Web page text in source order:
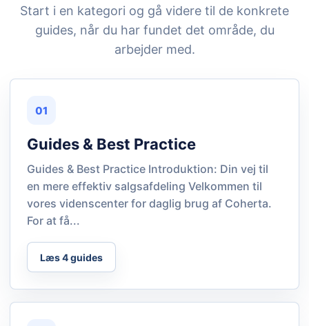
Start i en kategori og gå videre til de konkrete
guides, når du har fundet det område, du
arbejder med.
01
Guides & Best Practice
Guides & Best Practice Introduktion: Din vej til
en mere effektiv salgsafdeling Velkommen til
vores videnscenter for daglig brug af Coherta.
For at få...
Læs 4 guides